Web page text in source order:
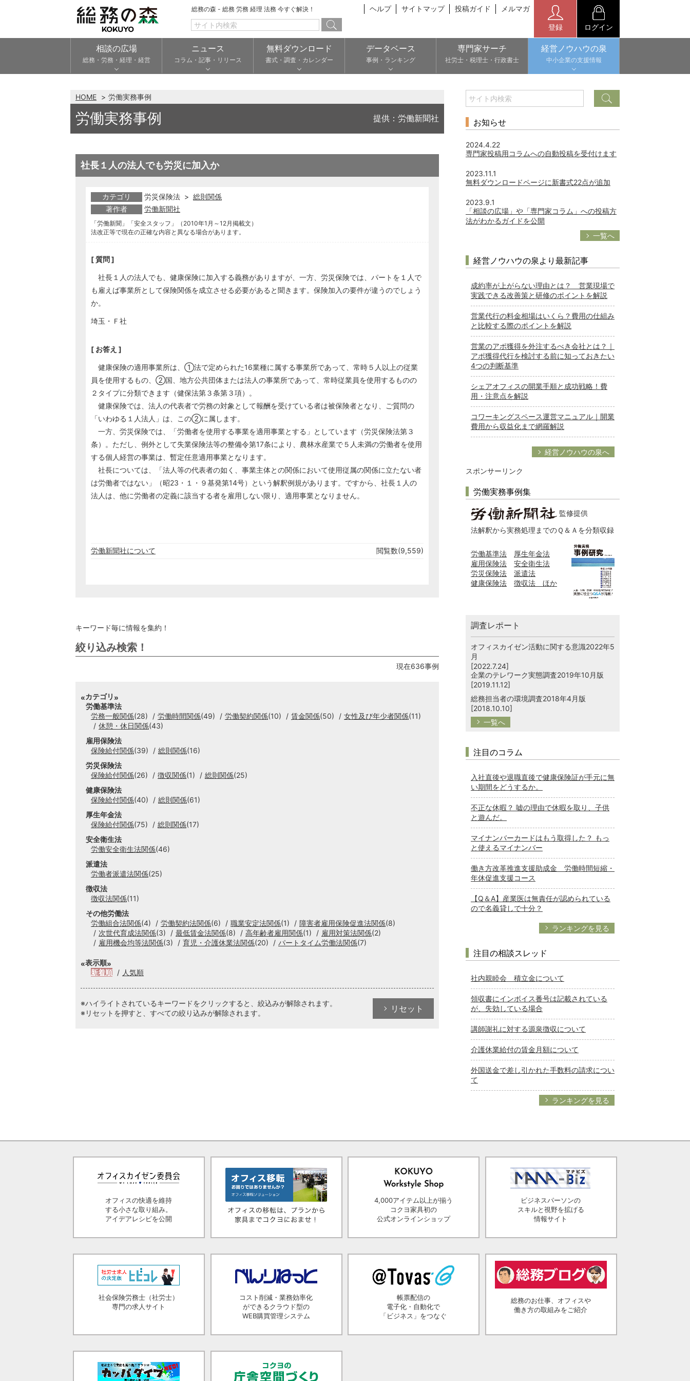
総務の森 - 総務 労務 経理 法務 今すぐ解決！ ヘルプ サイトマップ 投稿ガイド メルマガ
登録 ログイン
相談の広場
総務・労務・経理・経営
ニュース
コラム・記事・リリース
無料ダウンロード
書式・調査・カレンダー
データベース
事例・ランキング
専門家サーチ
社労士・税理士・行政書士
経営ノウハウの泉
中小企業の支援情報
HOME 労働実務事例
労働実務事例 提供：労働新聞社
社長１人の法人でも労災に加入か
カテゴリ 労災保険法 > 総則関係
著作者
労働新聞社
「労働新聞」「安全スタッフ」（2010年1月～12月掲載文）
法改正等で現在の正確な内容と異なる場合があります。
[ 質問 ]
社長１人の法人でも、健康保険に加入する義務がありますが、一方、労災保険では、パートを１人で
も雇えば事業所として保険関係を成立させる必要があると聞きます。保険加入の要件が違うのでしょう
か。
埼玉・Ｆ社
[ お答え ]
健康保険の適用事業所は、①法で定められた16業種に属する事業所であって、常時５人以上の従業
員を使用するもの、②国、地方公共団体または法人の事業所であって、常時従業員を使用するものの
２タイプに分類できます（健保法第３条第３項）。
健康保険では、法人の代表者で労務の対象として報酬を受けている者は被保険者となり、ご質問の
「いわゆる１人法人」は、この②に属します。
一方、労災保険では、「労働者を使用する事業を適用事業とする」としています（労災保険法第３
条）。ただし、例外として失業保険法等の整備令第17条により、農林水産業で５人未満の労働者を使用
する個人経営の事業は、暫定任意適用事業となります。
社長については、「法人等の代表者の如く、事業主体との関係において使用従属の関係に立たない者
は労働者ではない」（昭23・１・９基発第14号）という解釈例規があります。ですから、社長１人の
法人は、他に労働者の定義に該当する者を雇用しない限り、適用事業となりません。
労働新聞社について 閲覧数(9,559)
キーワード毎に情報を集約！
絞り込み検索！
現在636事例
カテゴリ
労働基準法
労務一般関係(28) 労働時間関係(49) 労働契約関係(10) 賃金関係(50) 女性及び年少者関係(11)
休憩・休日関係(43)
雇用保険法
保険給付関係(39) 総則関係(16)
労災保険法
保険給付関係(26) 徴収関係(1) 総則関係(25)
健康保険法
保険給付関係(40) 総則関係(61)
厚生年金法
保険給付関係(75) 総則関係(17)
安全衛生法
労働安全衛生法関係(46)
派遣法
労働者派遣法関係(25)
徴収法
徴収法関係(11)
その他労働法
労働組合法関係(4) 労働契約法関係(6) 職業安定法関係(1) 障害者雇用保険促進法関係(8)
次世代育成法関係(3) 最低賃金法関係(8) 高年齢者雇用関係(1) 雇用対策法関係(2)
雇用機会均等法関係(3) 育児・介護休業法関係(20) パートタイム労働法関係(7)
表示順
新着順
人気順
※ハイライトされているキーワードをクリックすると、絞込みが解除されます。
※リセットを押すと、すべての絞り込みが解除されます。
リセット
お知らせ
2024.4.22
専門家投稿用コラムへの自動投稿を受付けます
2023.11.1
無料ダウンロードページに新書式22点が追加
2023.9.1
「相談の広場」や「専門家コラム」への投稿方
法がわかるガイドを公開
一覧へ
経営ノウハウの泉より最新記事
成約率が上がらない理由とは？ 営業現場で
実践できる改善策と研修のポイントを解説
営業代行の料金相場はいくら？費用の仕組み
と比較する際のポイントを解説
営業のアポ獲得を外注するべき会社とは？｜
アポ獲得代行を検討する前に知っておきたい
4つの判断基準
シェアオフィスの開業手順と成功戦略！費
用・注意点を解説
コワーキングスペース運営マニュアル｜開業
費用から収益化まで網羅解説
経営ノウハウの泉へ
スポンサーリンク
労働実務事例集
監修提供
法解釈から実務処理までのＱ＆Ａを分類収録
労働基準法
厚生年金法
雇用保険法
安全衛生法
労災保険法
派遣法
健康保険法
徴収法 ほか
調査レポート
オフィスカイゼン活動に関する意識2022年5
月
[2022.7.24]
企業のテレワーク実態調査2019年10月版
[2019.11.12]
総務担当者の環境調査2018年4月版
[2018.10.10]
一覧へ
注目のコラム
入社直後や退職直後で健康保険証が手元に無
い期間をどうするか。
不正な休暇？ 嘘の理由で休暇を取り、子供
と遊んだ。
マイナンバーカードはもう取得した？ もっ
と使えるマイナンバー
働き方改革推進支援助成金 労働時間短縮・
年休促進支援コース
【Q＆A】産業医は無責任が認められている
ので名義貸しで十分？
ランキングを見る
注目の相談スレッド
社内親睦会 積立金について
領収書にインボイス番号は記載されている
が、失効している場合
講師謝礼に対する源泉徴収について
介護休業給付の賃金月額について
外国送金で差し引かれた手数料の請求につい
て
ランキングを見る
オフィスの快適を維持
する小さな取り組み。
アイデアレシピを公開
4,000アイテム以上が揃う
コクヨ家具初の
公式オンラインショップ
ビジネスパーソンの
スキルと視野を拡げる
情報サイト
社会保険労務士（社労士）
専門の求人サイト
コスト削減・業務効率化
ができるクラウド型の
WEB購買管理システム
帳票配信の
電子化・自動化で
「ビジネス」をつなぐ
総務のお仕事、オフィスや
働き方の取組みをご紹介